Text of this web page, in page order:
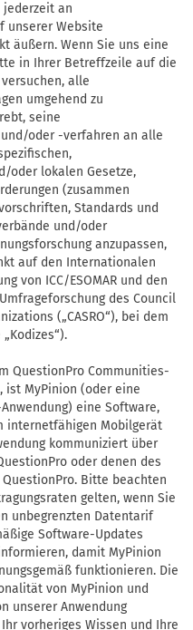
jederzeit an
unserer Website
äußern. Wenn Sie uns eine
in Ihrer Betreffzeile auf die
alle
umgehend zu
seine
oder -verfahren an alle
oder lokalen Gesetze,
(zusammen
Standards und
und/oder
anzupassen,
auf den Internationalen
von ICC/ESOMAR und den
des Council
(„CASRO“), bei dem
QuestionPro Communities-
ist MyPinion (oder eine
eine Software,
internetfähigen Mobilgerät
kommuniziert über
oder denen des
Bitte beachten
gelten, wenn Sie
unbegrenzten Datentarif
Software-Updates
damit MyPinion
funktionieren. Die
von MyPinion und
unserer Anwendung
vorheriges Wissen und Ihre